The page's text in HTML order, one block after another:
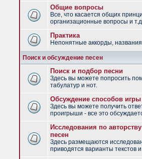
Общие вопросы
Все, что касается общих
организационные вопросы и
Практика
Непонятные аккорды,
Поиск и обсуждение песен
Поиск и подбор песни
Здесь вы можете попросить
табулатур и нот.
Обсуждение способов игры
Здесь вы можете получить
проигрыши - все это
Исследования по
песен
Здесь размещаются
приводятся варианты текстов и